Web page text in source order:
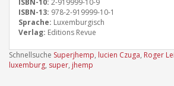
ISBN-10: 2-919999-10-9
ISBN-13: 978-2-919999-10-1
Sprache: Luxemburgisch
Verlag: Editions Revue
Schnellsuche Superjhemp, lucien Czuga, Roger
luxemburg, super, jhemp